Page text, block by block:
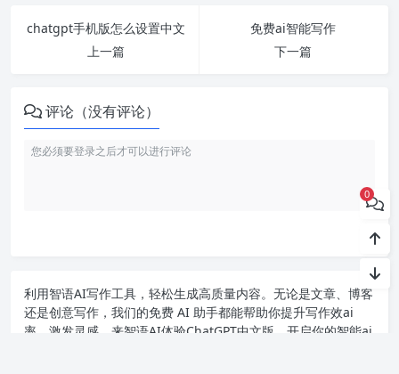
chatgpt手机版怎么设置中文
上一篇
免费ai智能写作
下一篇
评论（没有评论）
利用智语AI写作工具，轻松生成高质量内容。无论是文章、博客
还是创意写作，我们的免费 AI 助手都能帮助你提升写作效ai
率，激发灵感。来智语AI体验ChatGPT中文版 ，开启你的智能ai
0